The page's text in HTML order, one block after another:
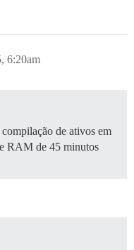
6:20am
compilação de ativos em
RAM de 45 minutos